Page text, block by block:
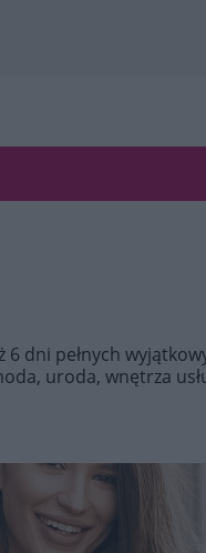
6 dni pełnych
uroda, wnętrza